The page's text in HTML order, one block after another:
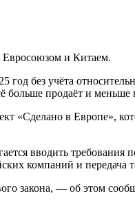
и Китаем.
без учёта
больше продаёт и меньше
«Сделано в Европе»,
вводить
компаний и передача
закона, — об этом